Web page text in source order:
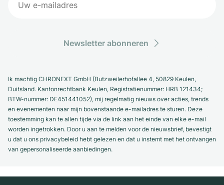
Newsletter abonneren
Ik machtig CHRONEXT GmbH (Butzweilerhofallee 4, 50829 Keulen,
Duitsland. Kantonrechtbank Keulen, Registratienummer: HRB 121434;
BTW-nummer: DE451441052), mij regelmatig nieuws over acties, trends
en evenementen naar mijn bovenstaande e-mailadres te sturen. Deze
toestemming kan te allen tijde via de link aan het einde van elke e-mail
worden ingetrokken. Door u aan te melden voor de nieuwsbrief, bevestigt
u dat u ons privacybeleid hebt gelezen en dat u instemt met het ontvangen
van gepersonaliseerde aanbiedingen.